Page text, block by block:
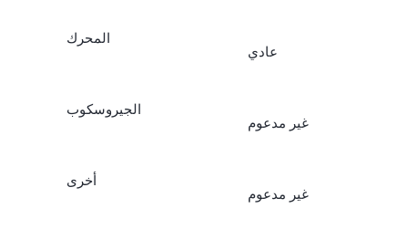
المحرك
عادي
الجيروسكوب
غير مدعوم
أخرى
غير مدعوم